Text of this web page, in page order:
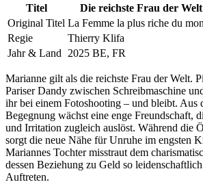
Titel
Die reichste Frau der Welt
Original Titel La Femme la plus riche du
Regie
Thierry Klifa
Jahr & Land
2025 BE, FR
Marianne gilt als die reichste Frau der Welt.
Pariser Dandy zwischen Schreibmaschine
ihr bei einem Fotoshooting – und bleibt. Aus
Begegnung wächst eine enge Freundschaft,
und Irritation zugleich auslöst. Während die
sorgt die neue Nähe für Unruhe im engsten
Mariannes Tochter misstraut dem
dessen Beziehung zu Geld so
Auftreten.